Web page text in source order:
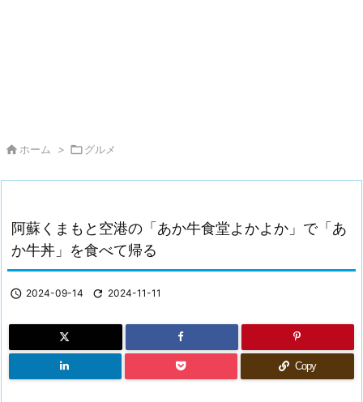
 ホーム > グルメ
阿蘇くまもと空港の「あか牛食堂よかよか」で「あ
か牛丼」を食べて帰る
 2024-09-14  2024-11-11
Copy